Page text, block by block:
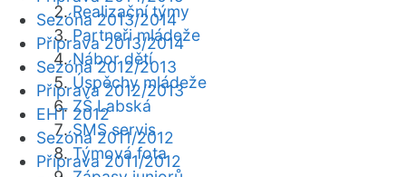
Realizační týmy
Partneři mládeže
Nábor dětí
Úspěchy mládeže
ZŠ Labská
SMS servis
Týmová fota
Sezóna 2013/2014
Příprava 2013/2014
Sezóna 2012/2013
Příprava 2012/2013
EHT 2012
Sezóna 2011/2012
Příprava 2011/2012